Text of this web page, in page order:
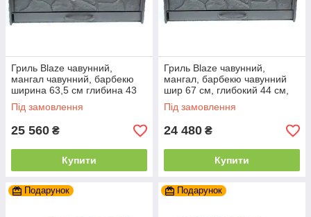
Гриль Blaze чавунний,
мангал чавунний, барбекю
ширина 63,5 см глибина 43
см висота 34 см
Під замовлення
25 560 ₴
Купити
Гриль Blaze чавунний,
мангал, барбекю чавунний
шир 67 см, глибокий 44 см,
висот 33 см
Під замовлення
24 480 ₴
Купити
Подарунок Подарунок